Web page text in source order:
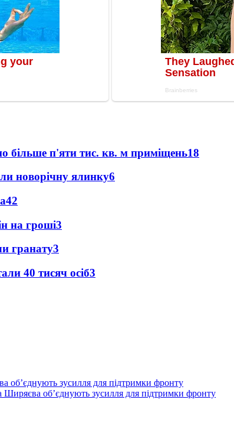
більше п'яти тис. кв. м приміщень18
новорічну ялинку6
42
на гроші3
гранату3
40 тисяч осіб3
об’єднують зусилля для підтримки фронту